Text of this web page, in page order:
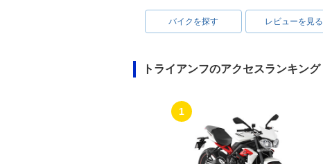
バイクを探す レビューを見る
トライアンフのアクセスランキング
1